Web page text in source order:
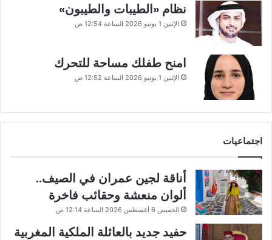
نظام «الطيبات والطيبون»
الإثنين 1 يونيو 2026 الساعة 12:54 ص
امنح طفلك مساحة للتحرك
الإثنين 1 يونيو 2026 الساعة 12:52 ص
اجتماعيات
أناقة لجين عمران في الصيف..
ألوان منعشة وحقائب فاخرة
الخميس 6 أغسطس 2026 الساعة 12:14 ص
حفيد جديد بالعائلة الملكية المغربية